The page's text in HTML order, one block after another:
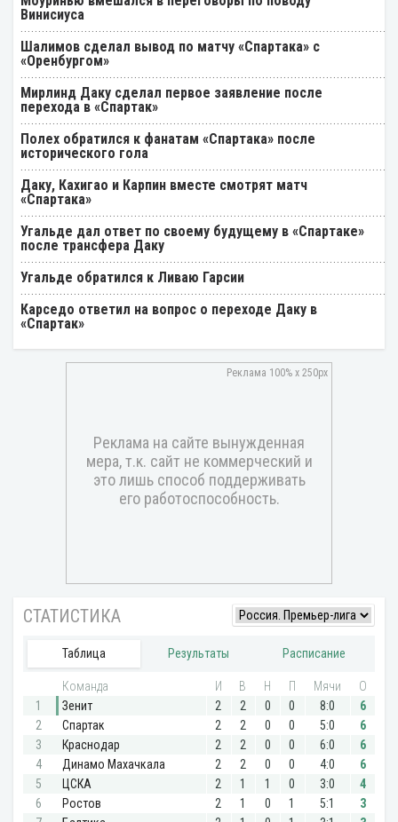
Винисиуса
Шалимов сделал вывод по матчу «Спартака» с
«Оренбургом»
Мирлинд Даку сделал первое заявление после
перехода в «Спартак»
Полех обратился к фанатам «Спартака» после
исторического гола
Даку, Кахигао и Карпин вместе смотрят матч
«Спартака»
Угальде дал ответ по своему будущему в «Спартаке»
после трансфера Даку
Угальде обратился к Ливаю Гарсии
Карседо ответил на вопрос о переходе Даку в
«Спартак»